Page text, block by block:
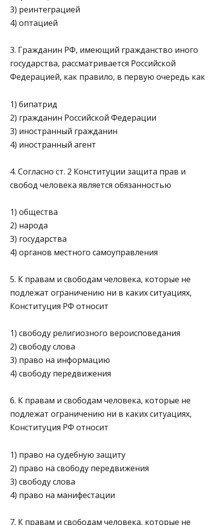
3) реинтеграцией
4) оптацией
3. Гражданин РФ, имеющий гражданство иного
государства, рассматривается Российской
Федерацией, как правило, в первую очередь как
1) бипатрид
2) гражданин Российской Федерации
3) иностранный гражданин
4) иностранный агент
4. Согласно ст. 2 Конституции защита прав и
свобод человека является обязанностью
1) общества
2) народа
3) государства
4) органов местного самоуправления
5. К правам и свободам человека, которые не
подлежат ограничению ни в каких ситуациях,
Конституция РФ относит
1) свободу религиозного вероисповедания
2) свободу слова
3) право на информацию
4) свободу передвижения
6. К правам и свободам человека, которые не
подлежат ограничению ни в каких ситуациях,
Конституция РФ относит
1) право на судебную защиту
2) право на свободу передвижения
3) свободу слова
4) право на манифестации
7. К правам и свободам человека, которые не